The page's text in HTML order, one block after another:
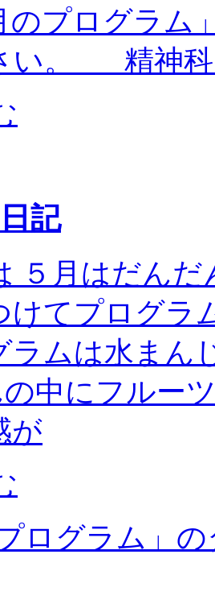
のプログラム
い。 精神科
記
５月はだん
けてプログラ
ラムは水まん
中にフルー
が